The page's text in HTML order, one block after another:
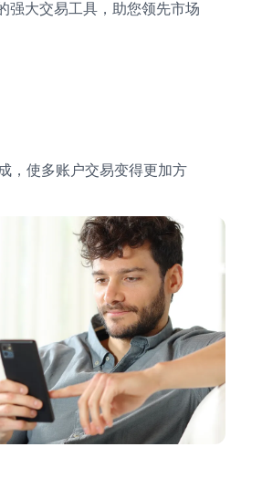
强大交易工具，助您领先市场
，使多账户交易变得更加方